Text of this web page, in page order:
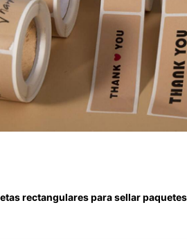
rectangulares para sellar